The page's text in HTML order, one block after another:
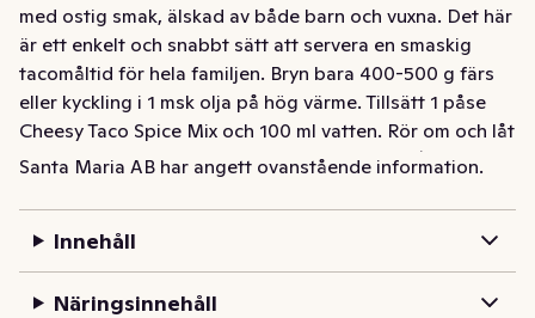
med ostig smak, älskad av både barn och vuxna. Det här
är ett enkelt och snabbt sätt att servera en smaskig
tacomåltid för hela familjen. Bryn bara 400-500 g färs
eller kyckling i 1 msk olja på hög värme. Tillsätt 1 påse
Cheesy Taco Spice Mix och 100 ml vatten. Rör om och låt
sjuda under lock i 5 minuter. Värm tacoskalen/tortillorna
salsa, tärnad avokado, strimlad sallad).
Santa Maria AB har angett ovanstående information.
Innehåll
Näringsinnehåll